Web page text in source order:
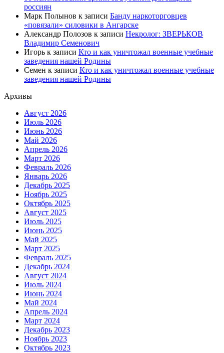
россиян
Марк Полынов к записи Банду наркоторговцев
«повязали» силовики в Ангарске
Александр Полозов к записи Некролог: ЗВЕРЬКОВ
Владимир Семенович
Игорь к записи Кто и как уничтожал военные учебные
заведения нашей Родины
Семен к записи Кто и как уничтожал военные учебные
заведения нашей Родины
Архивы
Август 2026
Июль 2026
Июнь 2026
Май 2026
Апрель 2026
Март 2026
Февраль 2026
Январь 2026
Декабрь 2025
Ноябрь 2025
Октябрь 2025
Август 2025
Июль 2025
Июнь 2025
Май 2025
Март 2025
Февраль 2025
Декабрь 2024
Август 2024
Июль 2024
Июнь 2024
Май 2024
Апрель 2024
Март 2024
Декабрь 2023
Ноябрь 2023
Октябрь 2023